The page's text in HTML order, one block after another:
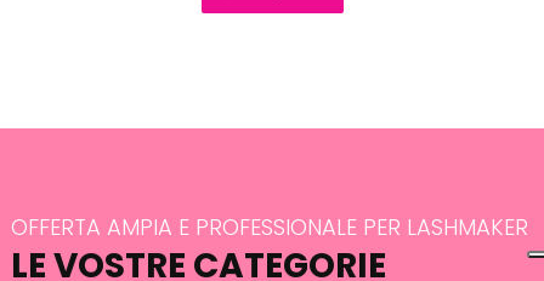
OFFERTA AMPIA E PROFESSIONALE PER LASHMAKER
LE VOSTRE CATEGORIE